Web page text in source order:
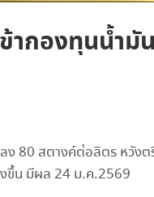
กองทุนน้ำมั
ง 80 สตางค์ต่อลิตร หวัง
งขึ้น มีผล 24 ม.ค.2569